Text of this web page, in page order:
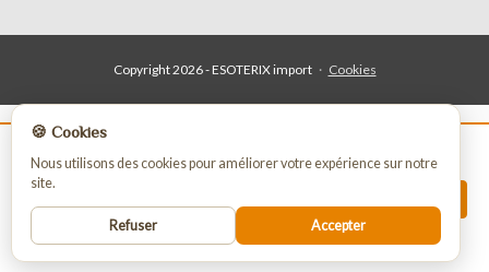
Copyright 2026 - ESOTERIX import · Cookies
La vente de nos produits est strictement
réservée aux professionnels.
Pour passer commande vous devez vous
enregistrer ou vous connecter.
🍪 Cookies
Nous utilisons des cookies pour améliorer votre expérience sur notre
site.
Refuser Accepter